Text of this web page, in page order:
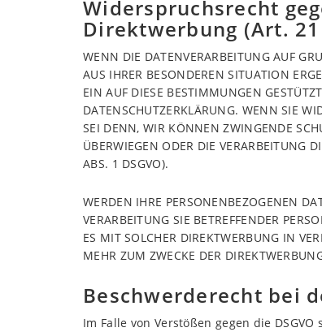
Widerspruchsrecht
Direktwerbung (Art. 21
WENN DIE DATENVERARBEITUNG AUF
AUS IHRER BESONDEREN SITUATION
EIN AUF DIESE BESTIMMUNGEN
DATENSCHUTZERKLÄRUNG. WENN SIE
SEI DENN, WIR KÖNNEN ZWINGENDE
ÜBERWIEGEN ODER DIE VERARBEITUNG
ABS. 1 DSGVO).
WERDEN IHRE PERSONENBEZOGENEN
VERARBEITUNG SIE BETREFFENDER
ES MIT SOLCHER DIREKTWERBUNG IN
MEHR ZUM ZWECKE DER
Beschwerde­recht bei
Im Falle von Verstößen gegen die